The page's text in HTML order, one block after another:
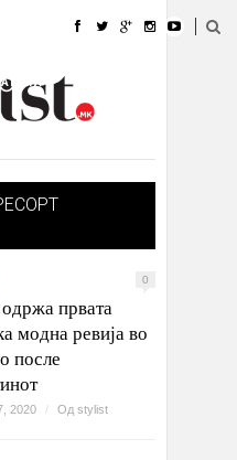
УБАВИНА
0
првата
модна ревија во
после
2020 / Од stylist